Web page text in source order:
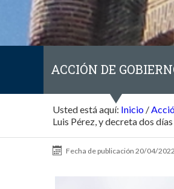
ACCIÓN DE
Usted está aquí: Inicio /
Luis Pérez, y decreta dos
Fecha de publicación 20/04/